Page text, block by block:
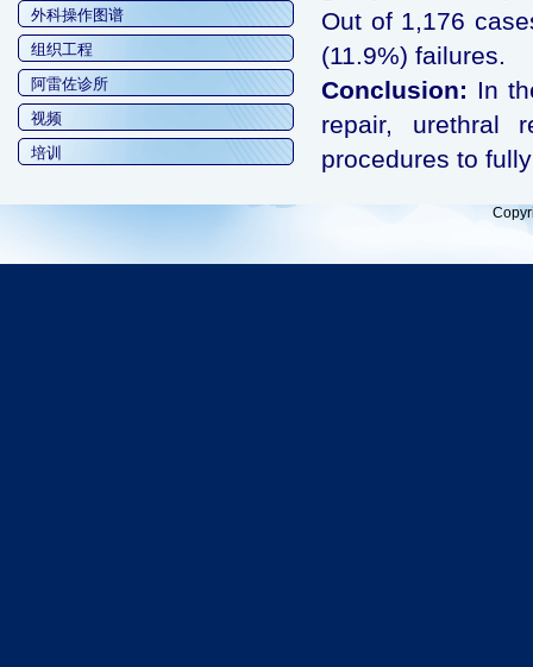
外科操作图谱
组织工程
阿雷佐诊所
视频
培训
Out of 1,176
(11.9%) failures.
Conclusion: In
repair, urethral
procedures to